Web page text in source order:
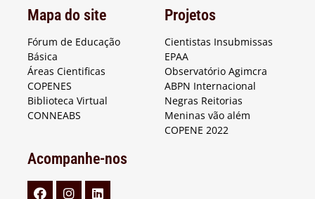
Mapa do site
Fórum de Educação
Básica
Áreas Cientificas
COPENES
Biblioteca Virtual
CONNEABS
Projetos
Cientistas Insubmissas
EPAA
Observatório Agimcra
ABPN Internacional
Negras Reitorias
Meninas vão além
COPENE 2022
Acompanhe-nos